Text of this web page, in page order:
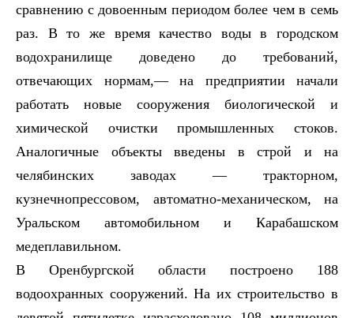
сравнению с довоенным периодом более чем в семь
раз. В то же время качество воды в городском
водохранилище доведено до требований,
отвечающих нормам,— на предприятии начали
работать новые сооружения биологической и
химической очистки промышленных стоков.
Аналогичные объекты введены в строй и на
челябинских заводах — тракторном,
кузнечнопрессовом, автоматно-механическом, на
Уральском автомобильном и Карабашском
медеплавильном.
В Оренбургской области построено 188
водоохранных сооружений. На их строительство в